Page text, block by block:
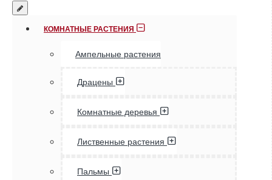
КОМНАТНЫЕ РАСТЕНИЯ
Ампельные растения
Драцены
Комнатные деревья
Лиственные растения
Пальмы